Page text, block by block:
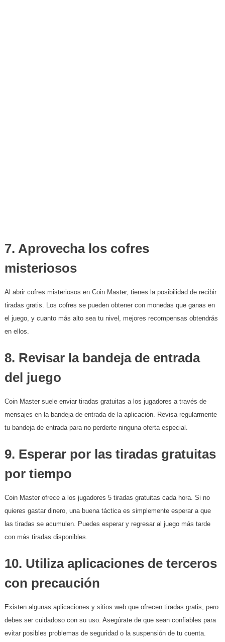
7. Aprovecha los cofres
misteriosos
Al abrir cofres misteriosos en Coin Master, tienes la posibilidad de recibir
tiradas gratis. Los cofres se pueden obtener con monedas que ganas en
el juego, y cuanto más alto sea tu nivel, mejores recompensas obtendrás
en ellos.
8. Revisar la bandeja de entrada
del juego
Coin Master suele enviar tiradas gratuitas a los jugadores a través de
mensajes en la bandeja de entrada de la aplicación. Revisa regularmente
tu bandeja de entrada para no perderte ninguna oferta especial.
9. Esperar por las tiradas gratuitas
por tiempo
Coin Master ofrece a los jugadores 5 tiradas gratuitas cada hora. Si no
quieres gastar dinero, una buena táctica es simplemente esperar a que
las tiradas se acumulen. Puedes esperar y regresar al juego más tarde
con más tiradas disponibles.
10. Utiliza aplicaciones de terceros
con precaución
Existen algunas aplicaciones y sitios web que ofrecen tiradas gratis, pero
debes ser cuidadoso con su uso. Asegúrate de que sean confiables para
evitar posibles problemas de seguridad o la suspensión de tu cuenta.